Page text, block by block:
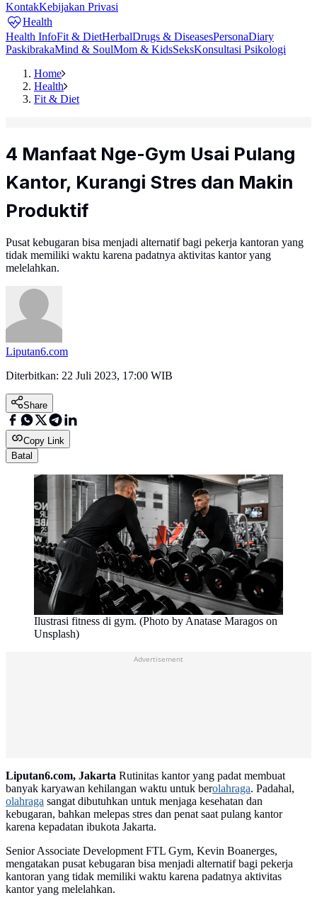
KontakKebijakan Privasi
Health
Health InfoFit & DietHerbalDrugs & DiseasesPersonaDiary
PaskibrakaMind & SoulMom & KidsSeksKonsultasi Psikologi
Home
Health
Fit & Diet
4 Manfaat Nge-Gym Usai Pulang
Kantor, Kurangi Stres dan Makin
Produktif
Pusat kebugaran bisa menjadi alternatif bagi pekerja kantoran yang
tidak memiliki waktu karena padatnya aktivitas kantor yang
melelahkan.
Liputan6.com
Diterbitkan: 22 Juli 2023, 17:00 WIB
Share
Copy Link
Batal
Ilustrasi fitness di gym. (Photo by Anatase Maragos on
Unsplash)
Advertisement
Liputan6.com, Jakarta Rutinitas kantor yang padat membuat
banyak karyawan kehilangan waktu untuk berolahraga. Padahal,
olahraga sangat dibutuhkan untuk menjaga kesehatan dan
kebugaran, bahkan melepas stres dan penat saat pulang kantor
karena kepadatan ibukota Jakarta.
Senior Associate Development FTL Gym, Kevin Boanerges,
mengatakan pusat kebugaran bisa menjadi alternatif bagi pekerja
kantoran yang tidak memiliki waktu karena padatnya aktivitas
kantor yang melelahkan.